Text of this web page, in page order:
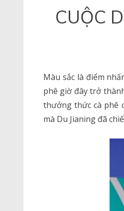
CUỘC
Màu sắc là điểm
phê giờ đây trở
thưởng thức cà phê
mà Du Jianing đã